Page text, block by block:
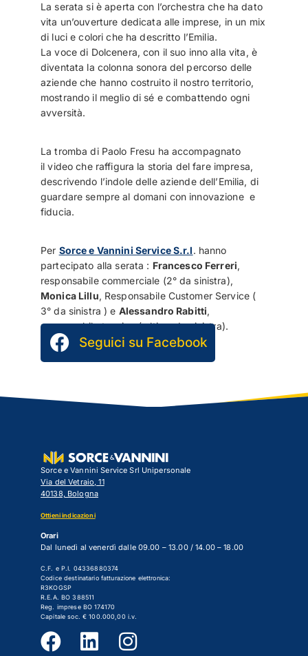
La serata si è aperta con l’orchestra che ha dato
vita un’ouverture dedicata alle imprese, in un mix
di luci e colori che ha descritto l’Emilia.
La voce di Dolcenera, con il suo inno alla vita, è
diventata la colonna sonora del percorso delle
aziende che hanno costruito il nostro territorio,
mostrando il meglio di sé e combattendo ogni
avversità.
La tromba di Paolo Fresu ha accompagnato
il video che raffigura la storia del fare impresa,
descrivendo l’indole delle aziende dell’Emilia, di
guardare sempre al domani con innovazione e
fiducia.
Per Sorce e Vannini Service S.r.l. hanno
partecipato alla serata : Francesco Ferreri,
responsabile commerciale (2° da sinistra),
Monica Lillu, Responsabile Customer Service (
3° da sinistra ) e Alessandro Rabitti,
responsabile tecnico ( ultimo da sinistra).
Seguici su Facebook
Sorce e Vannini Service Srl Unipersonale
Via del Vetraio, 11
40138, Bologna
Ottieni indicazioni
Orari
Dal lunedì al venerdì dalle 09.00 – 13.00 / 14.00 – 18.00
C.F. e P.I. 04336880374
Codice destinatario fatturazione elettronica:
R3KOGSP
R.E.A. BO 388511
Reg. imprese BO 174170
Capitale soc. € 100.000,00 i.v.